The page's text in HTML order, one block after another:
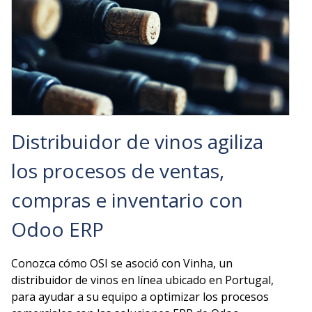
Distribuidor de vinos agiliza
los procesos de ventas,
compras e inventario con
Odoo ERP
Conozca cómo OSI se asoció con Vinha, un
distribuidor de vinos en línea ubicado en Portugal,
para ayudar a su equipo a optimizar los procesos